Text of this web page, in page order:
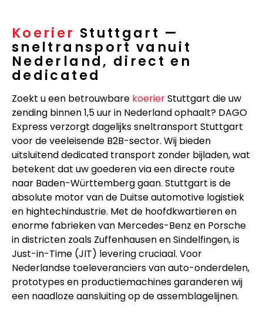
Koerier Stuttgart —
sneltransport vanuit
Nederland, direct en
dedicated
Zoekt u een betrouwbare koerierStuttgart die uw
zending binnen 1,5 uur in Nederland ophaalt? DAGO
Express verzorgt dagelijks sneltransport Stuttgart
voor de veeleisende B2B-sector. Wij bieden
uitsluitend dedicated transport zonder bijladen, wat
betekent dat uw goederen via een directe route
naar Baden-Württemberg gaan. Stuttgart is de
absolute motor van de Duitse automotive logistiek
en hightechindustrie. Met de hoofdkwartieren en
enorme fabrieken van Mercedes-Benz en Porsche
in districten zoals Zuffenhausen en Sindelfingen, is
Just-in-Time (JIT) levering cruciaal. Voor
Nederlandse toeleveranciers van auto-onderdelen,
prototypes en productiemachines garanderen wij
een naadloze aansluiting op de assemblagelijnen.